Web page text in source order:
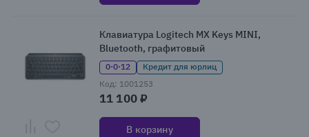
Клавиатура Logitech MX Keys MINI,
Bluetooth, графитовый
0·0·12
Кредит для юрлиц
Код: 1001253
11 100 ₽
В корзину